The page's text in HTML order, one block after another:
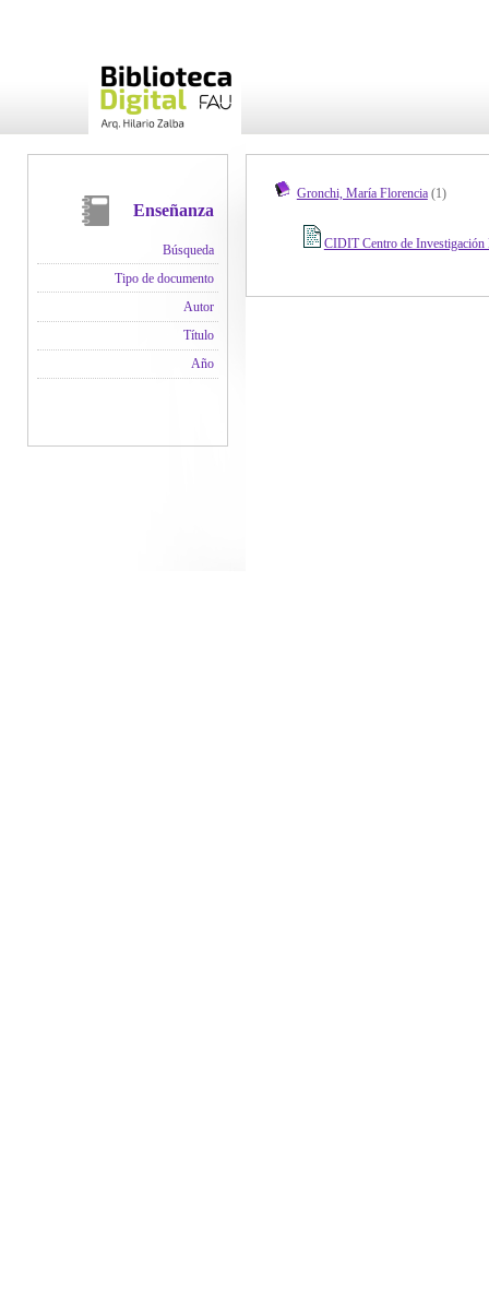
Enseñanza
Búsqueda
Tipo de documento
Autor
Título
Año
Gronchi, María Florencia(1)
CIDIT Centro de Investigación